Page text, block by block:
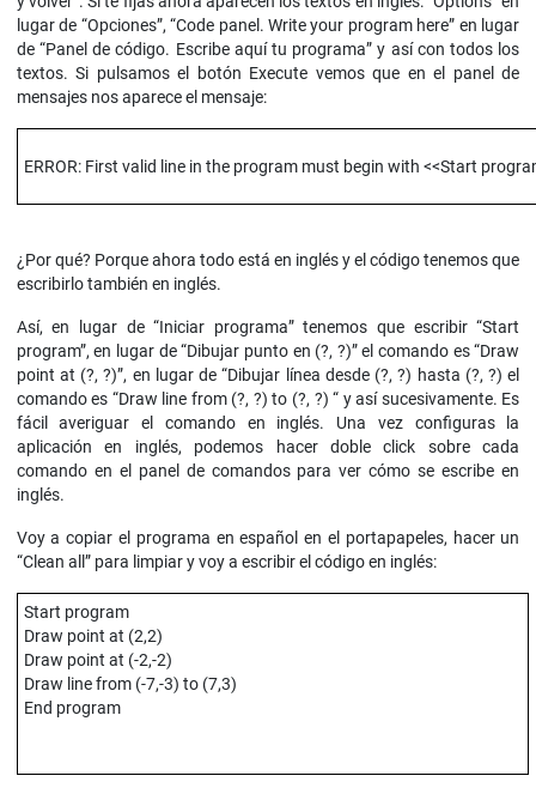
lugar de “Opciones”, “Code panel. Write your program here” en lugar
de “Panel de código. Escribe aquí tu programa” y así con todos los
textos. Si pulsamos el botón Execute vemos que en el panel de
mensajes nos aparece el mensaje:
ERROR: First valid line in the program must begin with <<Start
¿Por qué? Porque ahora todo está en inglés y el código tenemos que
escribirlo también en inglés.
Así, en lugar de “Iniciar programa” tenemos que escribir “Start
program”, en lugar de “Dibujar punto en (?, ?)” el comando es “Draw
point at (?, ?)”, en lugar de “Dibujar línea desde (?, ?) hasta (?, ?) el
comando es “Draw line from (?, ?) to (?, ?) “ y así sucesivamente. Es
fácil averiguar el comando en inglés. Una vez configuras la
aplicación en inglés, podemos hacer doble click sobre cada
comando en el panel de comandos para ver cómo se escribe en
inglés.
Voy a copiar el programa en español en el portapapeles, hacer un
“Clean all” para limpiar y voy a escribir el código en inglés:
Start program
Draw point at (2,2)
Draw point at (-2,-2)
Draw line from (-7,-3) to (7,3)
End program